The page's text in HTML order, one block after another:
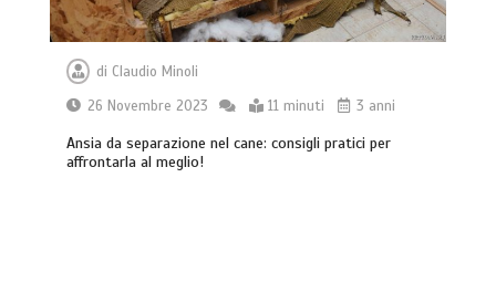
di Claudio Minoli
26 Novembre 2023
11 minuti 3 anni
Ansia da separazione nel cane: consigli pratici per
affrontarla al meglio!